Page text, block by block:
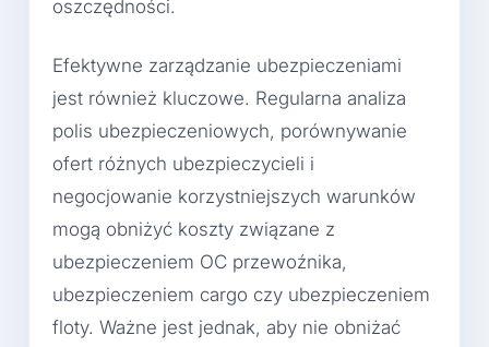
oszczędności.
Efektywne zarządzanie ubezpieczeniami
jest również kluczowe. Regularna analiza
polis ubezpieczeniowych, porównywanie
ofert różnych ubezpieczycieli i
negocjowanie korzystniejszych warunków
mogą obniżyć koszty związane z
ubezpieczeniem OC przewoźnika,
ubezpieczeniem cargo czy ubezpieczeniem
floty. Ważne jest jednak, aby nie obniżać